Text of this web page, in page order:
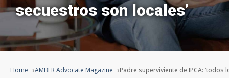
secuestros son locales’
Home AMBER Advocate Magazine Padre superviviente de IPCA: ‘todos